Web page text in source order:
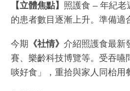
【立體焦點】 照護食 – 年紀
的患者數目逐漸上升。準備適
今期 《社情》 介紹照護食最新
賽、樂齡科技博覽等。受吞嚥
啖好食」，重拾與家人同枱用